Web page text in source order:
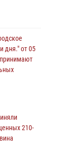
дня." от 05
стали
210-